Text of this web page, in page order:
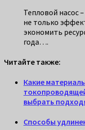
Тепловой насос
не только
экономить
года….
Читайте также:
Какие
выбрать
Способы